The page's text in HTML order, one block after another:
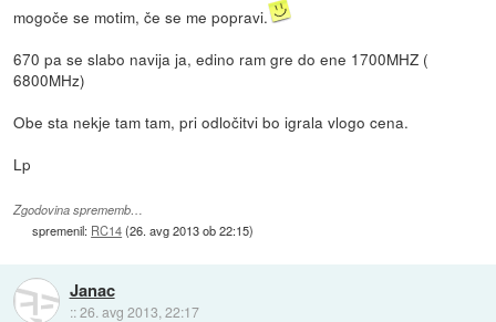
mogoče se motim, če se me popravi.
670 pa se slabo navija ja, edino ram gre do ene 1700MHZ (
6800MHz)
Obe sta nekje tam tam, pri odločitvi bo igrala vlogo cena.
Lp
Zgodovina sprememb…
spremenil: RC14(26. avg 2013 ob 22:15)
Janac
::26. avg 2013, 22:17